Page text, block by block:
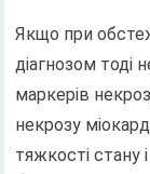
Якщо при
діагнозом тоді
маркерів
некрозу
тяжкості стану